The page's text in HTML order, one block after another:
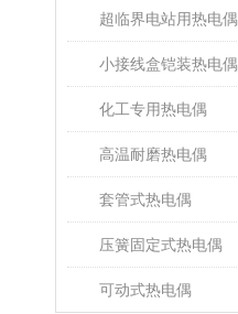
超临界电站用热电偶
小接线盒铠装热电偶
化工专用热电偶
高温耐磨热电偶
套管式热电偶
压簧固定式热电偶
可动式热电偶